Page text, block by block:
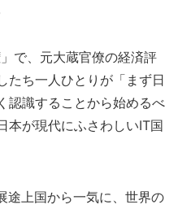
で、元大蔵官僚の経済評
たち一人ひとりが「まず日
認識することから始めるべ
本が現代にふさわしいIT国
上国から一気に、世界の